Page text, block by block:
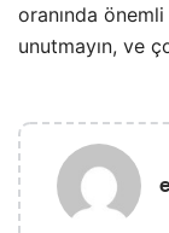
oranında
unutmayın, ve